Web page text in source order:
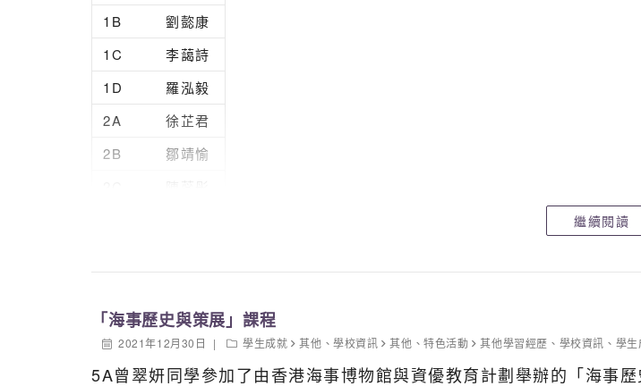
3C
何思詩
3C
蘇耀軒
3D
田心雨
3D
林釔婷
黃曉慧
4B
張珈瑜
4B
金雪盈
4B
楊梓鋒
4C
方子晴
1B
劉㦤康
1C
李藹詩
1D
羅泓毅
2A
徐芷君
2B
鄒靖愉
3C
陳芷筠
3D
林釔婷
繼續閱讀
「海事歷史與策展」課程
2021年12月30日 學生成就 其他 、學校資訊 其他 、特色活動 其他學習經歷 、 學校資訊 、 學生
5A曾翠妍同學參加了由香港海事博物館與資優教育計劃舉辦的「海事